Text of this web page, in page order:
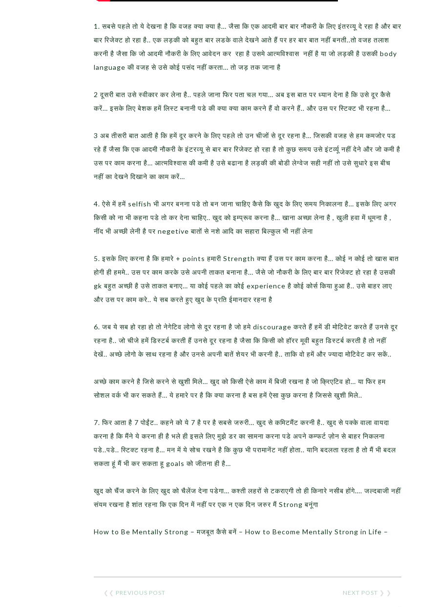
1. सबसे पहले तो ये देखना है कि वजह क्या क्या है… जैसा कि एक आदमी बार बार नौकरी के लिए इंतरव्यू दे रहा है और बार
बार रिजेक्ट हो रहा है.. एक लड़की को बहुत बार लडके वाले देखने आते हैं पर हर बार बात नहीं बनती..तो वजह तलाश
करनी है जैसा कि जो आदमी नौकरी के लिए आवेदन कर रहा है उसमे आत्मविश्वास नहीं है या जो लड़की है उसकी body
language की वजह से उसे कोई पसंद नहीं करता… तो जड़ तक जाना है
2 दूसरी बात उसे स्वीकार कर लेना है.. पहले जाना फिर पता चल गया… अब इस बात पर ध्यान देना है कि उसे दूर कैसे
करें… इसके लिए बेशक हमें लिस्ट बनानी पडे की क्या क्या काम करने हैं वो करने हैं.. और उस पर स्टिक्ट भी रहना है…
3 अब तीसरी बात आती है कि हमें दूर करने के लिए पहले तो उन चीजों से दूर रहना है… जिसकी वजह से हम कमजोर पड
रहे हैं जैसा कि एक आदमी नौकरी के इंटरव्यू से बार बार रिजेक्ट हो रहा है तो कुछ समय उसे इंटर्व्यू नहीं देने और जो कमी है
उस पर काम करना है… आत्मविश्वास की कमी है उसे बढाना है लड़की की बोडी लेग्वेज सही नहीं तो उसे सुधारे इस बीच
नहीं का देखने दिखाने का काम करें…
4. ऐसे में हमें selfish भी अगर बनना पडे तो बन जाना चाहिए कैसे कि खुद के लिए समय निकालना है… इसके लिए अगर
किसी को ना भी कहना पडे तो कर देना चाहिए.. खुद को इम्प्रूव करना है… खाना अच्छा लेना है , खुली हवा में धूमना है ,
नींद भी अच्छी लेनी है पर negetive बातों से नशे आदि का सहारा बिल्कुल भी नहीं लेना
5. इसके लिए करना है कि हमारे + points हमारी Strength क्या हैं उस पर काम करना है… कोई न कोई तो खास बात
होगी ही हममे.. उस पर काम करके उसे अपनी ताकत बनाना है… जैसे जो नौकरी के लिए बार बार रिजेक्ट हो रहा है उसकी
gk बहुत अच्छी है उसे ताकत बनाए… या कोई पहले का कोई experience है कोई कोर्स किया हुआ है.. उसे बाहर लाए
और उस पर काम करे.. ये सब करते हुए खुद के प्रति ईमानदार रहना है
6. जब ये सब हो रहा हो तो नेगेटिव लोगो से दूर रहना है जो हमे discourage करते हैं हमें डी मोटिवेट करते हैं उनसे दूर
रहना है.. जो चीजे हमें डिस्टर्ब करती हैं उनसे दूर रहना है जैसा कि किसी को हॉरर मूवी बहुत डिस्टर्ब करती है तो नहीं
देखें.. अच्छे लोगो के साथ रहना है और उनसे अपनी बातें शेयर भी करनी है.. ताकि वो हमें और ज्यादा मोटिवेट कर सकें..
अच्छे काम करने है जिसे करने से खुशी मिले… खुद को किसी ऐसे काम में बिजी रखना है जो क्रिएटिव हो… या फिर हम
सोशल वर्क भी कर सकते हैं… ये हमारे पर है कि क्या करना है बस हमें ऐसा कुछ करना है जिससे खुशी मिले..
7. फिर आता है 7 पोईंट.. कहने को ये 7 है पर है सबसे जरुरी… खुद से कमिटमैंट करनी है.. खुद से पक्के वाला वायदा
करना है कि मैंने ये करना ही है भले ही इसले लिए मुझे डर का सामना करना पडे अपने कम्फर्ट ज़ोन से बाहर निकलना
पडे..पडे.. स्टिक्ट रहना है… मन में ये सोच रखने है कि कुछ भी परामानेंट नहीं होता.. यानि बदलता रहता है तो मैं भी बदल
सकता हूं मैं भी कर सकता हू goals को जीतना ही है…
खुद को चैंज करने के लिए खुद को चैलेंज देना पडेगा… कश्‍ती लहरों से टकराएगी तो ही किनारे नसीब होंगे…. जल्दबाजी नहीं
संयम रखना है शांत रहना कि एक दिन में नहीं पर एक न एक दिन जरुर मैं Strong बनूंगा
How to Be Mentally Strong – मजबूत कैसे बनें – How to Become Mentally Strong in Life –
❮❮ PREVIOUS POST NEXT POST ❯ ❯